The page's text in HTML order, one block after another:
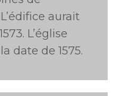
aurait
L’église
date de 1575.